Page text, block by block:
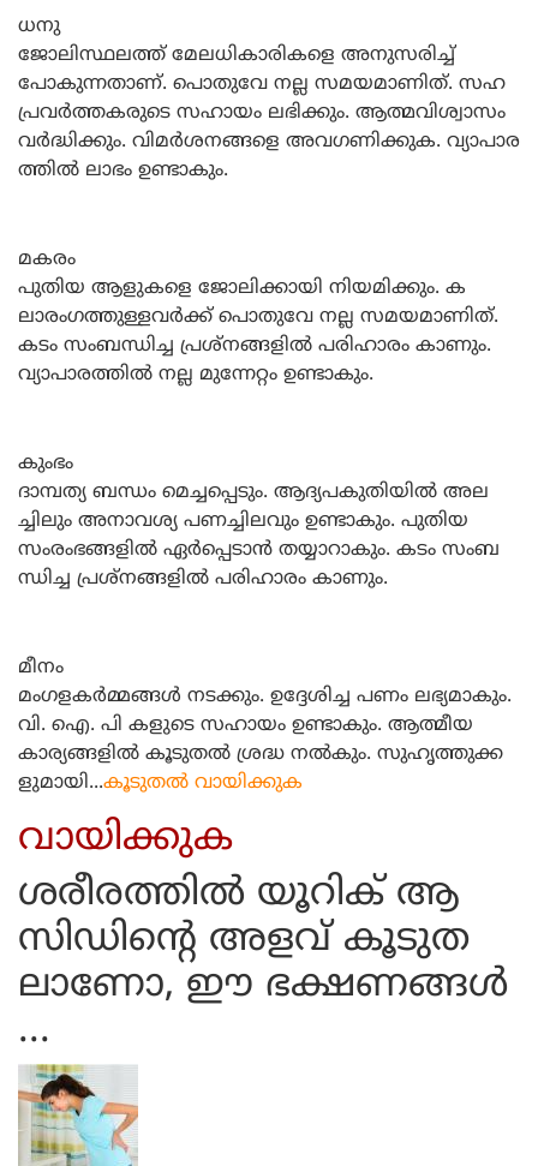
ധനു
ജോലിസ്ഥലത്ത്‌ മേലധികാരികളെ അനുസരിച്ച്‌
പോകുന്നതാണ്‌. പൊതുവേ നല്ല സമയമാണിത്‌. സഹ
പ്രവര്‍ത്തകരുടെ സഹായം ലഭിക്കും. ആത്മവിശ്വാസം
വര്‍ദ്ധിക്കും. വിമര്‍ശനങ്ങളെ അവഗണിക്കുക. വ്യാപാര
ത്തില്‍ ലാഭം ഉണ്ടാകും.
മകരം
പുതിയ ആളുകളെ ജോലിക്കായി നിയമിക്കും. ക
ലാരംഗത്തുള്ളവര്‍ക്ക്‌ പൊതുവേ നല്ല സമയമാണിത്‌.
കടം സംബന്ധിച്ച പ്രശ്‌നങ്ങളില്‍ പരിഹാരം കാണും.
വ്യാപാരത്തില്‍ നല്ല മുന്നേറ്റം ഉണ്ടാകും.
കുംഭം
ദാമ്പത്യ ബന്ധം മെച്ചപ്പെടും. ആദ്യപകുതിയില്‍ അല
ച്ചിലും അനാവശ്യ പണച്ചിലവും ഉണ്ടാകും. പുതിയ
സംരംഭങ്ങളില്‍ ഏര്‍പ്പെടാന്‍ തയ്യാറാകും. കടം സംബ
ന്ധിച്ച പ്രശ്‌നങ്ങളില്‍ പരിഹാരം കാണും.
മീനം
മംഗളകര്‍മ്മങ്ങള്‍ നടക്കും. ഉദ്ദേശിച്ച പണം ലഭ്യമാകും.
വി. ഐ. പി കളുടെ സഹായം ഉണ്ടാകും. ആത്മീയ
കാര്യങ്ങളില്‍ കൂടുതല്‍ ശ്രദ്ധ നല്‍കും. സുഹൃത്തുക്ക
ളുമായി...കൂടുതല്‍ വായിക്കുക
വായിക്കുക
ശരീരത്തില്‍ യൂറിക് ആ
സിഡിന്റെ അളവ് കൂടുത
ലാണോ, ഈ ഭക്ഷണങ്ങള്‍
...